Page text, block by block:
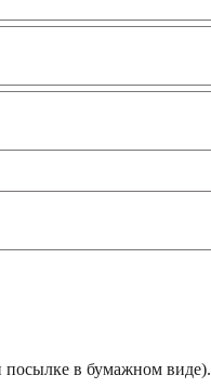
посылке в бумажном виде).